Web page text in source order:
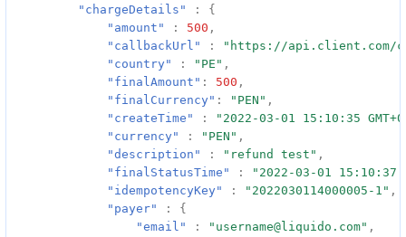
"chargeDetails"
:
{
"amount"
: 500 ,
"callbackUrl"
:
"https://api.client.com/
"country"
: "PE" ,
"finalAmount" : 500 ,
"finalCurrency" : "PEN" ,
"createTime"
:
"2022-03-01 15:10:35
"currency"
: "PEN" ,
"description"
: "refund test" ,
"finalStatusTime"
:
"2022-03-01 15:10:37
"idempotencyKey"
: "2022030114000005-1" ,
"payer"
:
{
"email"
: "username@liquido.com" ,